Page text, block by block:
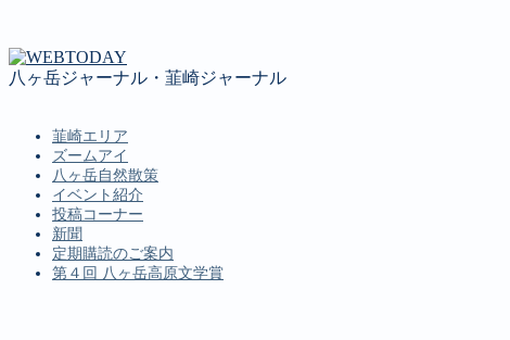
八ヶ岳ジャーナル・韮崎ジャーナル
韮崎エリア
ズームアイ
八ヶ岳自然散策
イベント紹介
投稿コーナー
新聞
定期購読のご案内
第４回 八ヶ岳高原文学賞